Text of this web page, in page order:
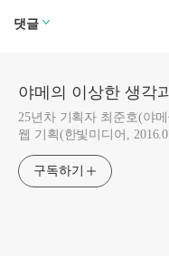
댓글
야메의 이상한 생각
25년차 기획자 최준호(야
웹 기획(한빛미디어,
구독하기